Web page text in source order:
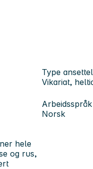
Type
Vikariat,
Arbeidsspråk
Norsk
hele
og rus,